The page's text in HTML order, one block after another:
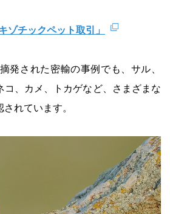
ゾチックペット取引」
発された密輸の事例でも、サル、
コ、カメ、トカゲなど、さまざまな
れています。